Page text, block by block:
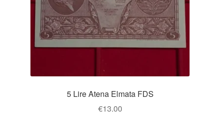
5 Lire Atena Elmata FDS
€13.00